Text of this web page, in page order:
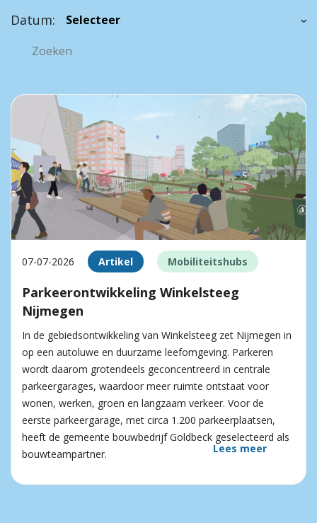
Datum:
07-07-2026 Artikel Mobiliteitshubs
Parkeerontwikkeling Winkelsteeg
Nijmegen
In de gebiedsontwikkeling van Winkelsteeg zet Nijmegen in
op een autoluwe en duurzame leefomgeving. Parkeren
wordt daarom grotendeels geconcentreerd in centrale
parkeergarages, waardoor meer ruimte ontstaat voor
wonen, werken, groen en langzaam verkeer. Voor de
eerste parkeergarage, met circa 1.200 parkeerplaatsen,
heeft de gemeente bouwbedrijf Goldbeck geselecteerd als
bouwteampartner.
Lees meer